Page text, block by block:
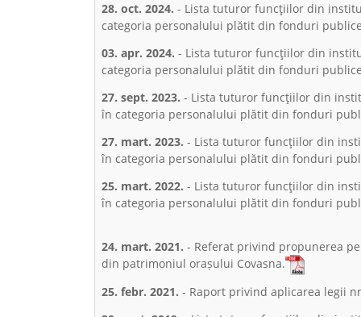
28. oct. 2024. - Lista tuturor funcţiilor din
categoria personalului plătit din fonduri
03. apr. 2024. - Lista tuturor funcţiilor din
categoria personalului plătit din fonduri
27. sept. 2023. - Lista tuturor funcţiilor din
în categoria personalului plătit din fonduri
27. mart. 2023. - Lista tuturor funcţiilor din
în categoria personalului plătit din fonduri
25. mart. 2022. - Lista tuturor funcţiilor din
în categoria personalului plătit din fonduri
24. mart. 2021. - Referat privind propunerea
din patrimoniul orașului Covasna.
25. febr. 2021. - Raport privind aplicarea legii